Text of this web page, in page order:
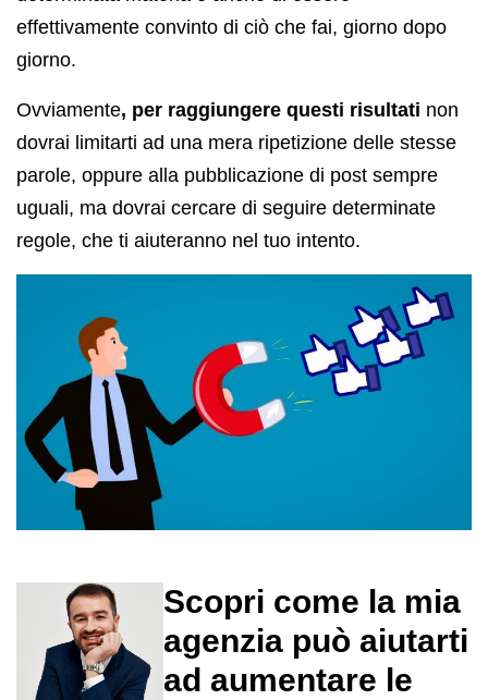
effettivamente convinto di ciò che fai, giorno dopo
giorno.
Ovviamente, per raggiungere questi risultati non
dovrai limitarti ad una mera ripetizione delle stesse
parole, oppure alla pubblicazione di post sempre
uguali, ma dovrai cercare di seguire determinate
regole, che ti aiuteranno nel tuo intento.
Scopri come la mia
agenzia può aiutarti
ad aumentare le